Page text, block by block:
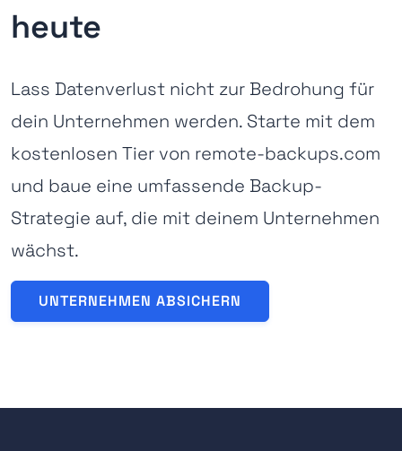
heute
Lass Datenverlust nicht zur Bedrohung für
dein Unternehmen werden. Starte mit dem
kostenlosen Tier von remote-backups.com
und baue eine umfassende Backup-
Strategie auf, die mit deinem Unternehmen
wächst.
UNTERNEHMEN ABSICHERN